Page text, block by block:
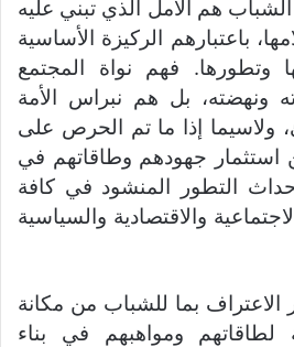
هم الأمل الذي تبني عليه
باعتبارهم الركيزة الأساسية
وتطورها. فهم نواة المجتمع
ونهضته، بل هم نبراس الأمة
ولاسيما إذا ما تم الحرص على
جهودهم وطاقاتهم في
التطور المنشود في كافة
والاقتصادية والسياسية
بما للشباب من مكانة
ومواهبهم في بناء